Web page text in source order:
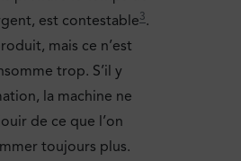
est contestable3.
mais ce n’est
trop. S’il y
la machine ne
de ce que l’on
toujours plus.